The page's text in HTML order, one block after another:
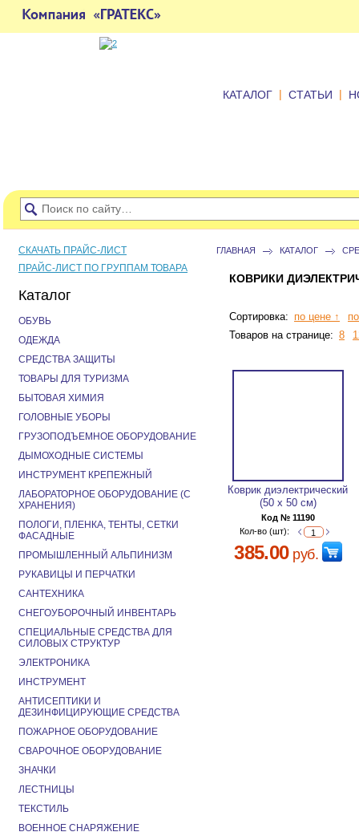
КАТАЛОГ | СТАТЬИ |
ГЛАВНАЯ КАТАЛОГ
КОВРИКИ
Сортировка: по цене ↑
Товаров на странице: 8
Коврик диэлектрический
(50 х 50 см)
Код № 11190
Кол-во (шт):
385.00руб.
СКАЧАТЬ ПРАЙС-ЛИСТ
ПРАЙС-ЛИСТ ПО ГРУППАМ ТОВАРА
Каталог
ОБУВЬ
ОДЕЖДА
СРЕДСТВА ЗАЩИТЫ
ТОВАРЫ ДЛЯ ТУРИЗМА
БЫТОВАЯ ХИМИЯ
ГОЛОВНЫЕ УБОРЫ
ГРУЗОПОДЪЕМНОЕ ОБОРУДОВАНИЕ
ДЫМОХОДНЫЕ СИСТЕМЫ
ИНСТРУМЕНТ КРЕПЕЖНЫЙ
ЛАБОРАТОРНОЕ ОБОРУДОВАНИЕ (С
ХРАНЕНИЯ)
ПОЛОГИ, ПЛЕНКА, ТЕНТЫ, СЕТКИ
ФАСАДНЫЕ
ПРОМЫШЛЕННЫЙ АЛЬПИНИЗМ
РУКАВИЦЫ И ПЕРЧАТКИ
САНТЕХНИКА
СНЕГОУБОРОЧНЫЙ ИНВЕНТАРЬ
СПЕЦИАЛЬНЫЕ СРЕДСТВА ДЛЯ
СИЛОВЫХ СТРУКТУР
ЭЛЕКТРОНИКА
ИНСТРУМЕНТ
АНТИСЕПТИКИ И
ДЕЗИНФИЦИРУЮЩИЕ СРЕДСТВА
ПОЖАРНОЕ ОБОРУДОВАНИЕ
СВАРОЧНОЕ ОБОРУДОВАНИЕ
ЗНАЧКИ
ЛЕСТНИЦЫ
ТЕКСТИЛЬ
ВОЕННОЕ СНАРЯЖЕНИЕ